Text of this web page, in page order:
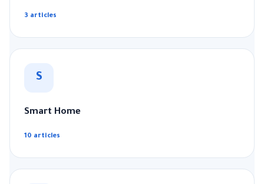
3 articles
S
Smart Home
10 articles